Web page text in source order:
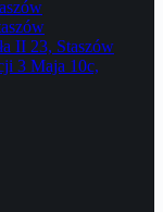
II 23, Staszów
3 Maja 10c,